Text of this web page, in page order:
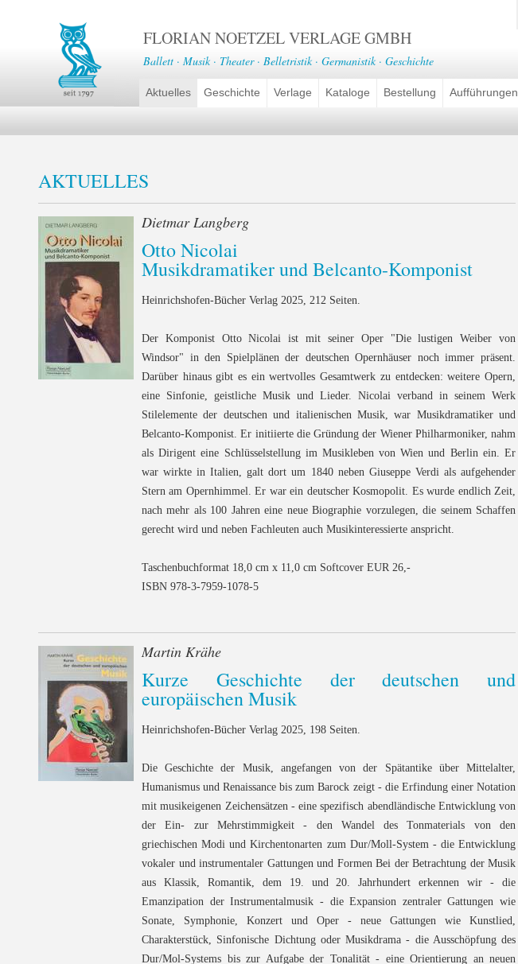
FLORIAN NOETZEL VERLAGE GMBH
Ballett · Musik · Theater · Belletristik · Germanistik · Geschichte
Aktuelles Geschichte Verlage Kataloge Bestellung Aufführungen
AKTUELLES
Dietmar Langberg
Otto Nicolai
Musikdramatiker und Belcanto-Komponist
Heinrichshofen-Bücher Verlag 2025, 212 Seiten.
Der Komponist Otto Nicolai ist mit seiner Oper "Die lustigen Weiber von
Windsor" in den Spielplänen der deutschen Opernhäuser noch immer präsent.
Darüber hinaus gibt es ein wertvolles Gesamtwerk zu entdecken: weitere Opern,
eine Sinfonie, geistliche Musik und Lieder. Nicolai verband in seinem Werk
Stilelemente der deutschen und italienischen Musik, war Musikdramatiker und
Belcanto-Komponist. Er initiierte die Gründung der Wiener Philharmoniker, nahm
als Dirigent eine Schlüsselstellung im Musikleben von Wien und Berlin ein. Er
war wirkte in Italien, galt dort um 1840 neben Giuseppe Verdi als aufgehender
Stern am Opernhimmel. Er war ein deutscher Kosmopolit. Es wurde endlich Zeit,
nach mehr als 100 Jahren eine neue Biographie vorzulegen, die seinem Schaffen
gerecht wird und neben Fachleuten auch Musikinteressierte anspricht.
Taschenbuchformat 18,0 cm x 11,0 cm Softcover EUR 26,-
ISBN 978-3-7959-1078-5
Martin Krähe
Kurze Geschichte der deutschen und
europäischen Musik
Heinrichshofen-Bücher Verlag 2025, 198 Seiten.
Die Geschichte der Musik, angefangen von der Spätantike über Mittelalter,
Humanismus und Renaissance bis zum Barock zeigt - die Erfindung einer Notation
mit musikeigenen Zeichensätzen - eine spezifisch abendländische Entwicklung von
der Ein- zur Mehrstimmigkeit - den Wandel des Tonmaterials von den
griechischen Modi und Kirchentonarten zum Dur/Moll-System - die Entwicklung
vokaler und instrumentaler Gattungen und Formen Bei der Betrachtung der Musik
aus Klassik, Romantik, dem 19. und 20. Jahrhundert erkennen wir - die
Emanzipation der Instrumentalmusik - die Expansion zentraler Gattungen wie
Sonate, Symphonie, Konzert und Oper - neue Gattungen wie Kunstlied,
Charakterstück, Sinfonische Dichtung oder Musikdrama - die Ausschöpfung des
Dur/Mol-Systems bis zur Aufgabe der Tonalität - eine Orientierung an neuen